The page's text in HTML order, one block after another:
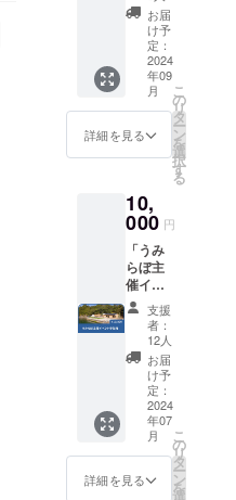
ナ利用
が可能
になる
特別な
プラン
です！
こちら
をご購
（1名
分）ご
利用い
ただけ
ます。
サウナ
利用権
のご利
用可能
日時
は、う
みらぼ
の一般
開放
デーに
限りま
す。 サ
ワーク
ショッ
プイベ
ント参
加権」
イチオ
シのリ
ターン
です！
うみら
のコン
テンツ
を考
え、一
緒につ
くって
いきま
せん
か？
「土佐
山アカ
ミー」
吉冨慎
作さん
を講師
に招い
お届
け予
定：
2024
年09
月
詳細を見る
こ
の
リ
タ
ー
ン
を
選
択
す
る
10,
000 円
「うみ
らぼ主
催イベ
ント参
加権」
うみら
ぼで
は、
2024年
7月以
降、イ
ベント
を開催
しま
す！ こ
支援
者：
12人
お届
け予
定：
2024
年07
月
詳細を見る
こ
の
リ
タ
ー
ン
を